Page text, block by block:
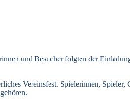
und Besucher folgten der
Vereinsfest. Spielerinnen, Spieler,